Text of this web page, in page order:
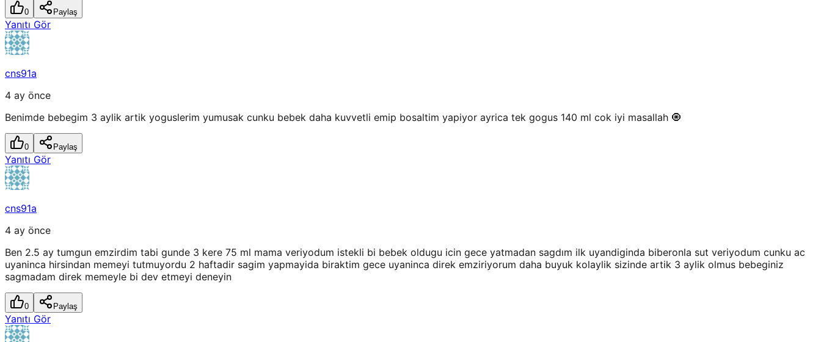
0 Paylaş
Yanıtı Gör
cns91a
4 ay önce
Benimde bebegim 3 aylik artik yoguslerim yumusak cunku bebek daha kuvvetli emip bosaltim yapiyor ayrica tek gogus 140 ml cok iyi masallah 🧿
0 Paylaş
Yanıtı Gör
cns91a
4 ay önce
Ben 2.5 ay tumgun emzirdim tabi gunde 3 kere 75 ml mama veriyodum istekli bi bebek oldugu icin gece yatmadan sagdım ilk uyandiginda biberonla sut veriyodum cunku ac
uyaninca hirsindan memeyi tutmuyordu 2 haftadir sagim yapmayida biraktim gece uyaninca direk emziriyorum daha buyuk kolaylik sizinde artik 3 aylik olmus bebeginiz
sagmadam direk memeyle bi dev etmeyi deneyin
0 Paylaş
Yanıtı Gör